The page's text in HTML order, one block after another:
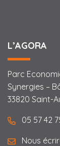
L’AGORA
Parc
Synergies –
33820 Saint-
05 57 42
Nous